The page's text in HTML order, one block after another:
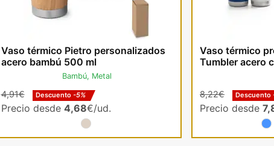
Vaso térmico Pietro personalizados
acero bambú 500 ml
Bambú, Metal
4,91€ Descuento -5%
Precio desde 4,68€/ud.
Vaso térmico
Tumbler acero
8,22€ Descuento
Precio desde